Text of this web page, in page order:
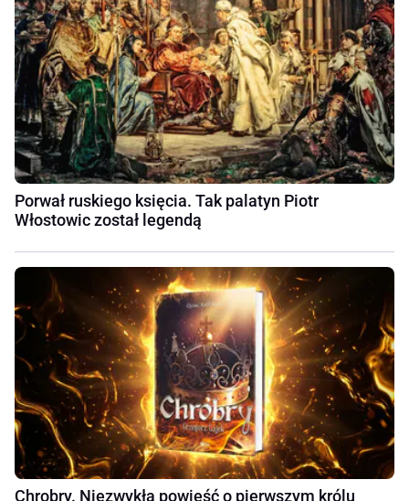
Porwał ruskiego księcia. Tak palatyn Piotr
Włostowic został legendą
Chrobry. Niezwykła powieść o pierwszym królu